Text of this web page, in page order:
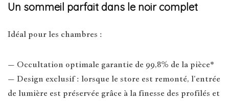
Un sommeil parfait dans le noir complet
Idéal pour les chambres :
– Occultation optimale garantie de 99,8% de la pièce*
– Design exclusif : lorsque le store est remonté, l’entrée
de lumière est préservée grâce à la finesse des profilés et